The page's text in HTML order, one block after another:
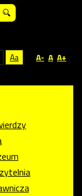
Aa A- A A+